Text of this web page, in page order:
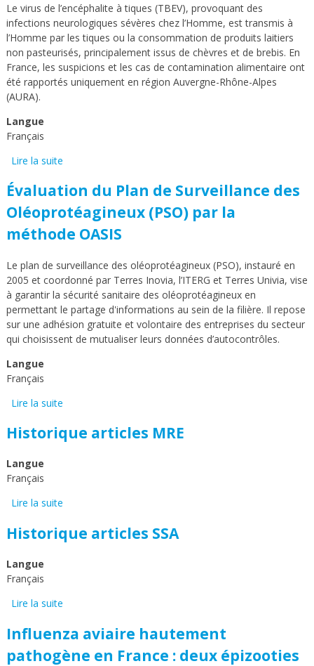
Le virus de l’encéphalite à tiques (TBEV), provoquant des
infections neurologiques sévères chez l’Homme, est transmis à
l’Homme par les tiques ou la consommation de produits laitiers
non pasteurisés, principalement issus de chèvres et de brebis. En
France, les suspicions et les cas de contamination alimentaire ont
été rapportés uniquement en région Auvergne-Rhône-Alpes
(AURA).
Langue
Français
Lire la suite
la transmission alimentaire du virus de l’encéphalite à
tique
Évaluation du Plan de Surveillance des
Oléoprotéagineux (PSO) par la
méthode OASIS
Le plan de surveillance des oléoprotéagineux (PSO), instauré en
2005 et coordonné par Terres Inovia, l’ITERG et Terres Univia, vise
à garantir la sécurité sanitaire des oléoprotéagineux en
permettant le partage d'informations au sein de la filière. Il repose
sur une adhésion gratuite et volontaire des entreprises du secteur
qui choisissent de mutualiser leurs données d’autocontrôles.
Langue
Français
Lire la suite
Historique articles MRE
Langue
Français
Lire la suite
Historique articles SSA
Langue
Français
Lire la suite
Influenza aviaire hautement
pathogène en France : deux épizooties